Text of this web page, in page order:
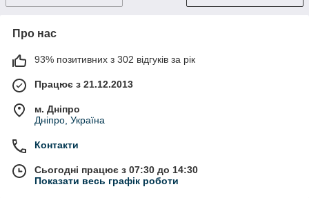
Про нас
93% позитивних з 302 відгуків за рік
Працює з 21.12.2013
м. Дніпро
Дніпро, Україна
Контакти
Сьогодні працює з 07:30 до 14:30
Показати весь графік роботи